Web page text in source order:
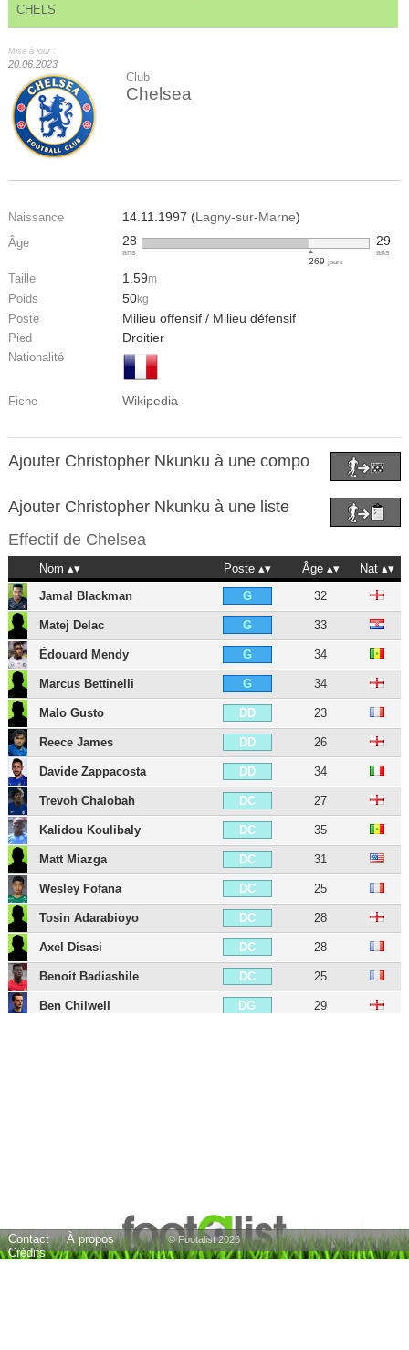
CHELS
Mise à jour :
20.06.2023
Club
Chelsea
Naissance 14.11.1997 (Lagny-sur-Marne)
Âge 28
ans
269jours
29
ans
Taille 1.59m
Poids 50kg
Poste Milieu offensif / Milieu défensif
Pied Droitier
Nationalité
Fiche Wikipedia
Ajouter Christopher Nkunku à une compo
Ajouter Christopher Nkunku à une liste
Effectif de Chelsea
Nom Poste Âge
Nat
Jamal Blackman
G 32
Matej Delac G 33
Édouard Mendy G 34
Marcus Bettinelli G 34
Malo Gusto DD 23
Reece James DD 26
Davide Zappacosta DD 34
Trevoh Chalobah DC 27
Kalidou Koulibaly DC 35
Matt Miazga DC 31
Wesley Fofana DC 25
Tosin Adarabioyo DC 28
Axel Disasi DC 28
Benoit Badiashile DC 25
Ben Chilwell DG 29
Raheem Sterling AIG 31
Contact
À propos
Crédits
© Footalist 2026